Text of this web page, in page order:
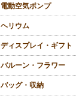
電動空気ポンプ
ヘリウム
ディスプレイ・ギフト
バルーン・フラワー
バッグ・収納